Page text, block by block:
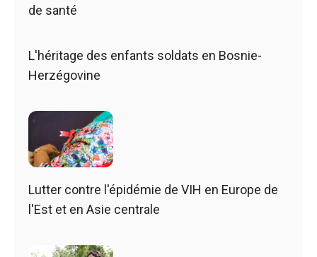
de santé
L'héritage des enfants soldats en Bosnie-
Herzégovine
Lutter contre l'épidémie de VIH en Europe de
l'Est et en Asie centrale